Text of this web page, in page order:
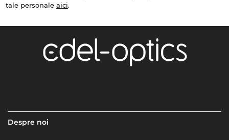
tale personale aici.
Despre noi